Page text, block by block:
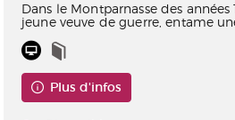
Dans le Montparnasse des années
jeune veuve de guerre, entame
Plus d'infos